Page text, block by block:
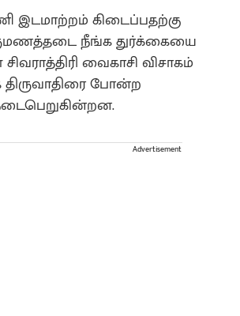
இடமாற்றம் கிடைப்பதற்கு
நீங்க துர்க்கையை
வைகாசி விசாகம்
திருவாதிரை போன்ற
Advertisement